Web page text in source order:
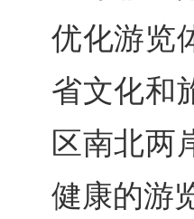
优化游览
省文化和
区南北两
健康的游